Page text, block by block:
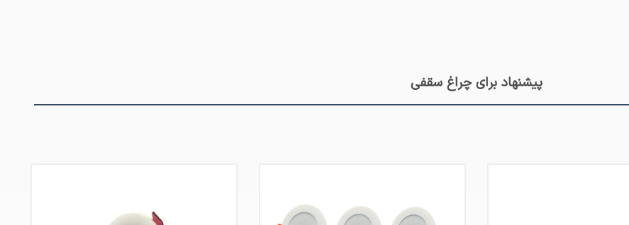
پیشنهاد برای چراغ سقفی